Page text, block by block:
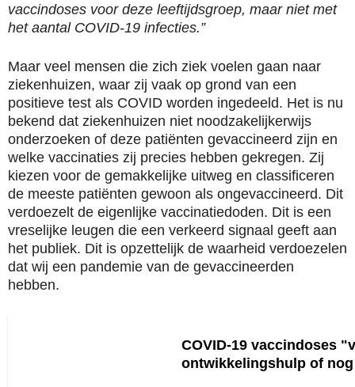
vaccindoses voor deze leeftijdsgroep, maar niet met
het aantal COVID-19 infecties.”
Maar veel mensen die zich ziek voelen gaan naar
ziekenhuizen, waar zij vaak op grond van een
positieve test als COVID worden ingedeeld. Het is nu
bekend dat ziekenhuizen niet noodzakelijkerwijs
onderzoeken of deze patiënten gevaccineerd zijn en
welke vaccinaties zij precies hebben gekregen. Zij
kiezen voor de gemakkelijke uitweg en classificeren
de meeste patiënten gewoon als ongevaccineerd. Dit
verdoezelt de eigenlijke vaccinatiedoden. Dit is een
vreselijke leugen die een verkeerd signaal geeft aan
het publiek. Dit is opzettelijk de waarheid verdoezelen
dat wij een pandemie van de gevaccineerden
hebben.
COVID-19 vaccindoses
ontwikkelingshulp of